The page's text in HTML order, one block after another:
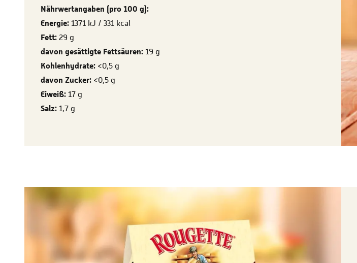
Nährwertangaben (pro 100 g):
Energie: 1371 kJ / 331 kcal
Fett: 29 g
davon gesättigte Fettsäuren: 19 g
Kohlenhydrate: <0,5 g
davon Zucker: <0,5 g
Eiweiß: 17 g
Salz: 1,7 g